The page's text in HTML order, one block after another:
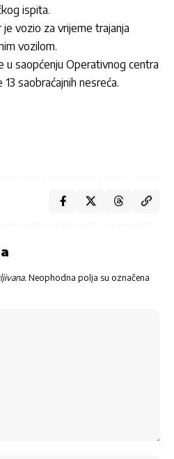
ispita.
je vozio za vrijeme trajanja
vozilom.
u saopćenju Operativnog centra
saobraćajnih nesreća.
Neophodna polja su označena